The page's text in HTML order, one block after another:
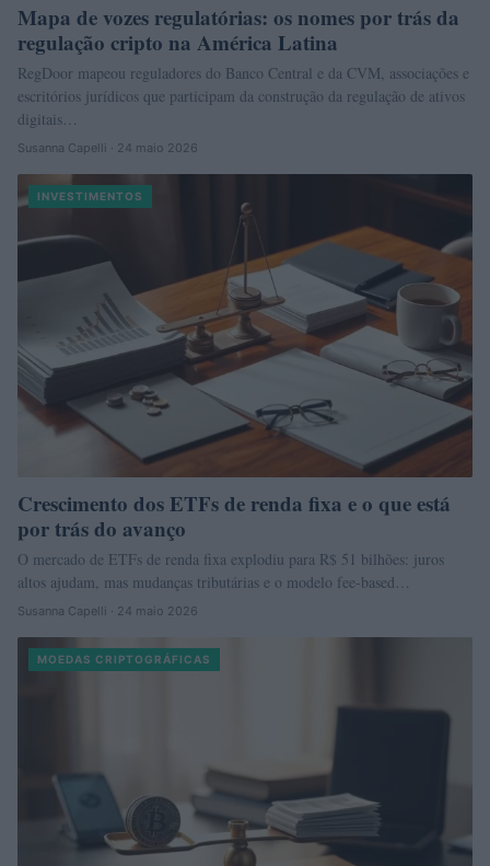
Mapa de vozes regulatórias: os nomes por trás da
regulação cripto na América Latina
RegDoor mapeou reguladores do Banco Central e da CVM, associações e
escritórios jurídicos que participam da construção da regulação de ativos
digitais…
Susanna Capelli · 24 maio 2026
INVESTIMENTOS
Crescimento dos ETFs de renda fixa e o que está
por trás do avanço
O mercado de ETFs de renda fixa explodiu para R$ 51 bilhões: juros
altos ajudam, mas mudanças tributárias e o modelo fee-based…
Susanna Capelli · 24 maio 2026
MOEDAS CRIPTOGRÁFICAS